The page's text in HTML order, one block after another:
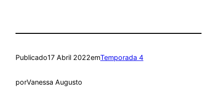
Publicado17 Abril 2022emTemporada 4
porVanessa Augusto